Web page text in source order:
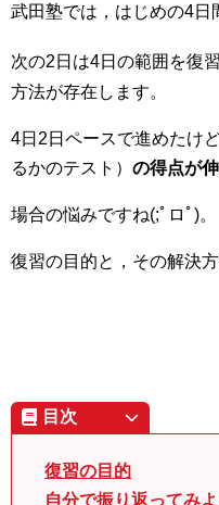
武田塾では，はじめの4日
次の2日は4日の範囲を復
方法が存在します。
4日2日ペースで進めたけど
るかのテスト） の得点が
場合の悩みですね(;ﾟロﾟ)。
復習の目的と，その解決
目次
復習の目的
自分で振り返ってみよ